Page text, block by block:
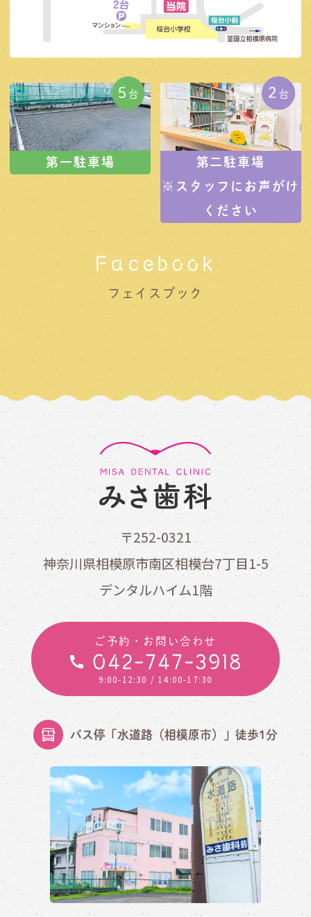
第一駐車場
第二駐車場
※スタッフにお声がけ
ください
Facebook
フェイスブック
〒252-0321
神奈川県相模原市南区相模台7丁目1-5
デンタルハイム1階
ご予約・お問い合わせ
042-747-3918
9:00-12:30 / 14:00-17:30
バス停「水道路（相模原市）」徒歩1分